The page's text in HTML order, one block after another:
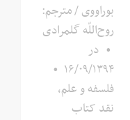
بوراووی / مترجم:
روح‌اللّه گلمرادی
• در
۱۶/۰۹/۱۳۹۴ •
فلسفه و علم,
نقد کتاب